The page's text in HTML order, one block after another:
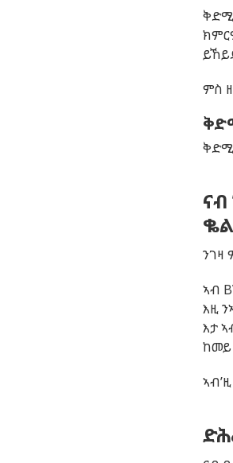
ቅድሚ
ምስ
ቅድሚ
ንገዛ
ኣብ
እዚ
እታ
ከመይ